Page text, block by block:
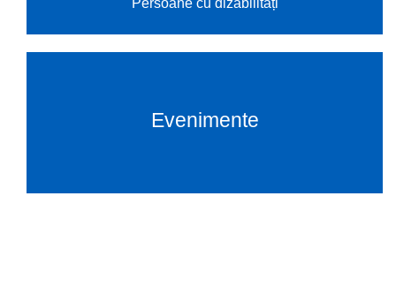
Persoane cu dizabilități
Evenimente